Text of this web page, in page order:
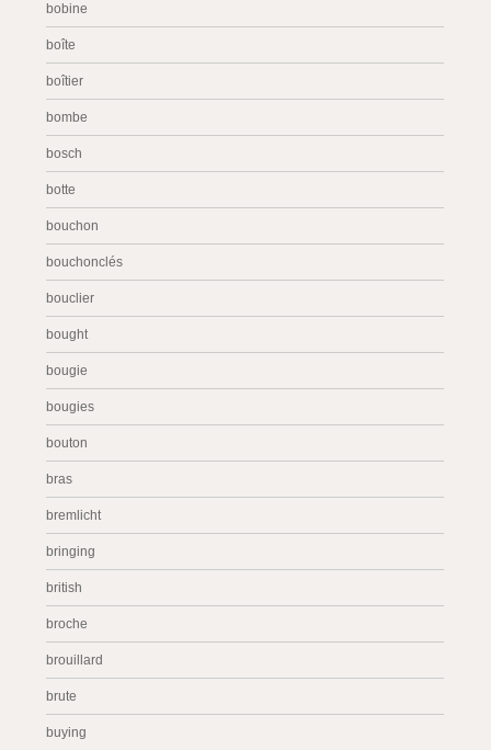
bobine
boîte
boîtier
bombe
bosch
botte
bouchon
bouchonclés
bouclier
bought
bougie
bougies
bouton
bras
bremlicht
bringing
british
broche
brouillard
brute
buying